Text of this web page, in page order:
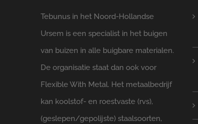
Tebunus in het Noord-Hollandse
Ursem is een specialist in het buigen
van buizen in alle buigbare materialen.
De organisatie staat dan ook voor
Flexible With Metal. Het metaalbedrijf
kan koolstof- en roestvaste (rvs),
(geslepen/gepolijste) staalsoorten,